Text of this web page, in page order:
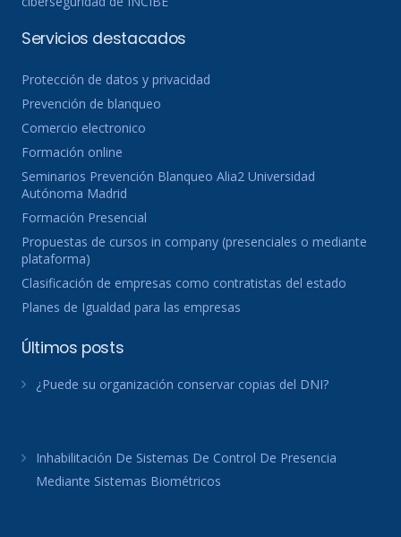
Servicios destacados
Protección de datos y privacidad
Prevención de blanqueo
Comercio electronico
Formación online
Seminarios Prevención Blanqueo Alia2 Universidad
Autónoma Madrid
Formación Presencial
Propuestas de cursos in company (presenciales o mediante
plataforma)
Clasificación de empresas como contratistas del estado
Planes de Igualdad para las empresas
Últimos posts
¿Puede su organización conservar copias del DNI?
Inhabilitación De Sistemas De Control De Presencia
Mediante Sistemas Biométricos